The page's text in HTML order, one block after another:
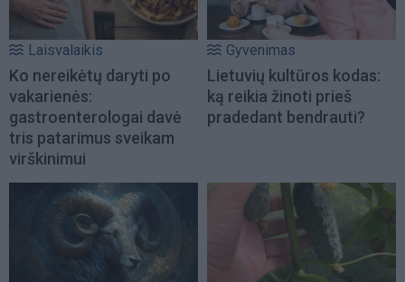
Laisvalaikis
Ko nereikėtų daryti po
vakarienės:
gastroenterologai davė
tris patarimus sveikam
virškinimui
Gyvenimas
Lietuvių kultūros kodas:
ką reikia žinoti prieš
pradedant bendrauti?